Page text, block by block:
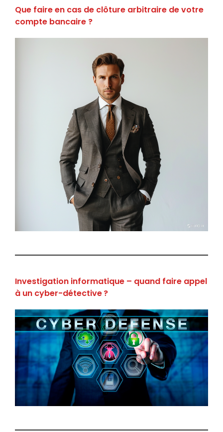
Que faire en cas de clôture arbitraire de votre
compte bancaire ?
Investigation informatique – quand faire appel
à un cyber-détective ?